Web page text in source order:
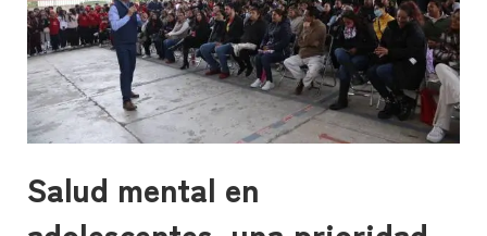
Salud mental en